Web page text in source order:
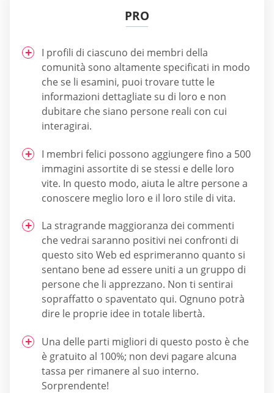
PRO
I profili di ciascuno dei membri della
comunità sono altamente specificati in modo
che se li esamini, puoi trovare tutte le
informazioni dettagliate su di loro e non
dubitare che siano persone reali con cui
interagirai.
I membri felici possono aggiungere fino a 500
immagini assortite di se stessi e delle loro
vite. In questo modo, aiuta le altre persone a
conoscere meglio loro e il loro stile di vita.
La stragrande maggioranza dei commenti
che vedrai saranno positivi nei confronti di
questo sito Web ed esprimeranno quanto si
sentano bene ad essere uniti a un gruppo di
persone che li apprezzano. Non ti sentirai
sopraffatto o spaventato qui. Ognuno potrà
dire le proprie idee in totale libertà.
Una delle parti migliori di questo posto è che
è gratuito al 100%; non devi pagare alcuna
tassa per rimanere al suo interno.
Sorprendente!